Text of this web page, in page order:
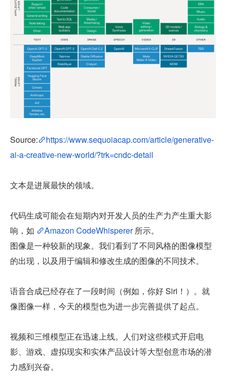
Source:
https://www.sequoiacap.com/article/generative-
ai-a-creative-new-world/?trk=cndc-detail
文本是进展最快的领域。
代码生成可能会在短期内对开发人员的生产力产生重大影
响，如
Amazon CodeWhisperer 所示。
图像是一种较新的现象。我们看到了不同风格的图像模型
的出现，以及用于编辑和修改生成的图像的不同技术。
语音合成已经存在了一段时间（例如，你好 Siri！）。就
像图像一样，今天的模型也为进一步完善提供了起点。
视频和三维模型正在迅速上线。人们对这些模式开启电
影、游戏、虚拟现实和实体产品设计等大型创意市场的潜
力感到兴奋。